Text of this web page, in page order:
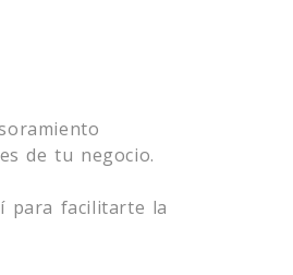
de tu negocio.
para facilitarte la